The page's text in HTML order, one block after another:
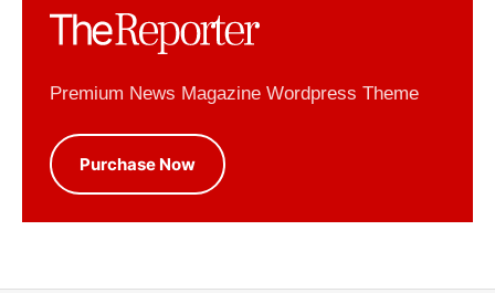
Premium News Magazine Wordpress Theme
Purchase Now